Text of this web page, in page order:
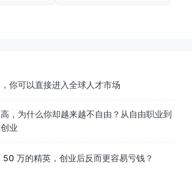
你可以直接进入全球人才市场
，为什么你却越来越不自由？从自由职业到
业
50 万的精英，创业后反而更容易亏钱？